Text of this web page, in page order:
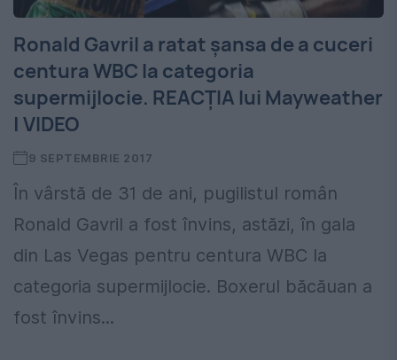
Ronald Gavril a ratat șansa de a cuceri
centura WBC la categoria
supermijlocie. REACȚIA lui Mayweather
| VIDEO
9 SEPTEMBRIE 2017
În vârstă de 31 de ani, pugilistul român
Ronald Gavril a fost învins, astăzi, în gala
din Las Vegas pentru centura WBC la
categoria supermijlocie. Boxerul băcăuan a
fost învins...